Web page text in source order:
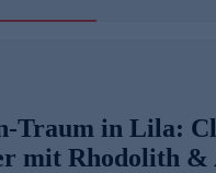
Traum in Lila:
mit Rhodolith &